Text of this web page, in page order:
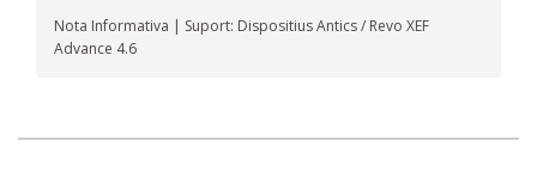
Nota Informativa | Suport: Dispositius Antics / Revo XEF
Advance 4.6